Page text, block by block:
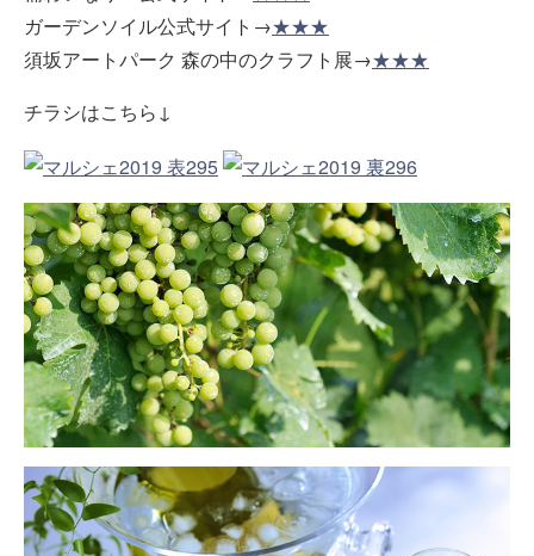
ガーデンソイル公式サイト→★★★
須坂アートパーク 森の中のクラフト展→★★★
チラシはこちら↓